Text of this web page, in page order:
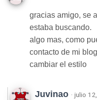
gracias amigo, se
estaba buscando.
algo mas, como
contacto de mi
cambiar el estilo
Juvinao · julio